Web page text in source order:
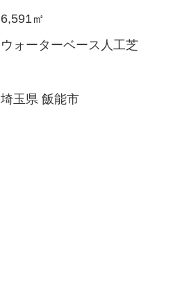
6,591㎡
ウォーターベース人工芝
埼玉県 飯能市